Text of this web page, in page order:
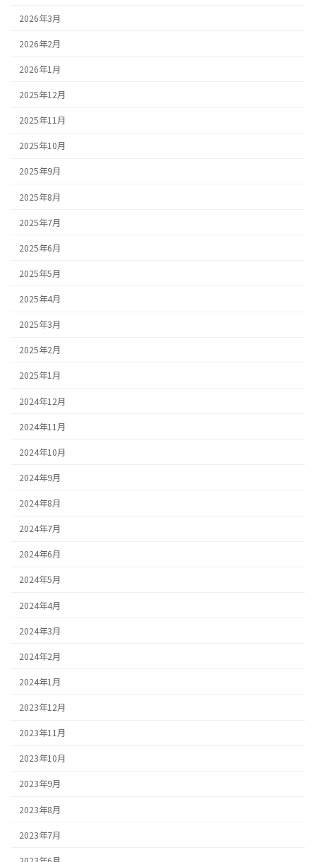
2026年3月
2026年2月
2026年1月
2025年12月
2025年11月
2025年10月
2025年9月
2025年8月
2025年7月
2025年6月
2025年5月
2025年4月
2025年3月
2025年2月
2025年1月
2024年12月
2024年11月
2024年10月
2024年9月
2024年8月
2024年7月
2024年6月
2024年5月
2024年4月
2024年3月
2024年2月
2024年1月
2023年12月
2023年11月
2023年10月
2023年9月
2023年8月
2023年7月